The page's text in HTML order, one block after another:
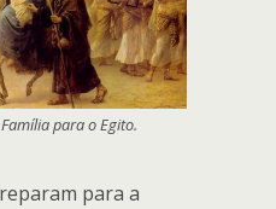
para o Egito.
para a